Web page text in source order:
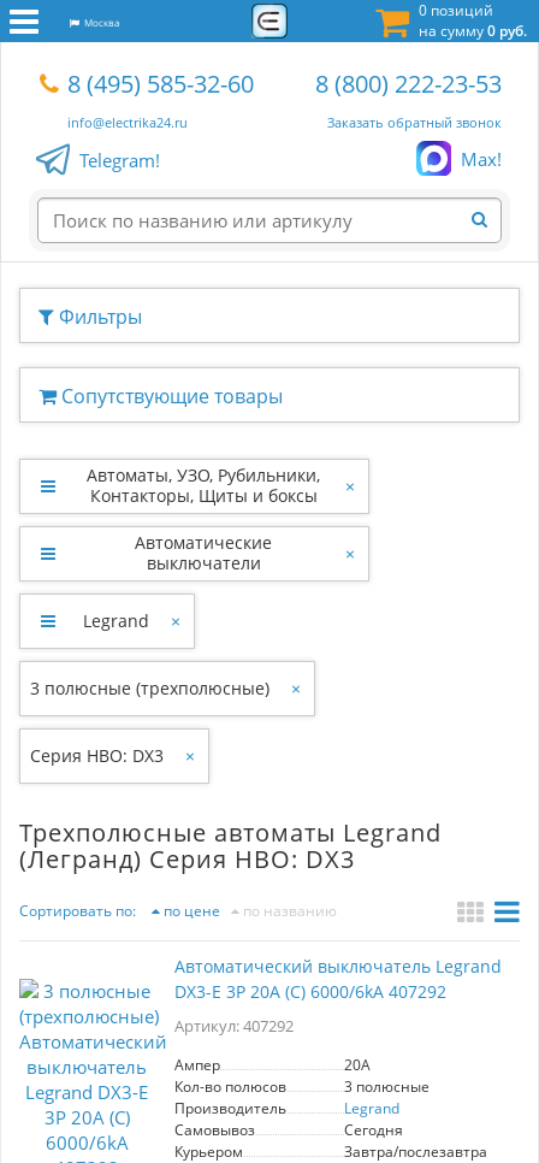
0 позиций
на сумму0 руб.
Москва
8 (495) 585-32-60
info@electrika24.ru
8 (800) 222-23-53
Заказать обратный звонок
Telegram! Max!
Фильтры
Сопутствующие товары
Автоматы, УЗО, Рубильники,
Контакторы, Щиты и боксы
×
Автоматические
выключатели
×
Legrand ×
3 полюсные (трехполюсные) ×
Серия НВО: DX3 ×
Трехполюсные автоматы Legrand
(Легранд) Серия НВО: DX3
Сортировать по: по цене по названию
Автоматический выключатель Legrand
DX3-E 3P 20А (С) 6000/6kA 407292
Артикул: 407292
Ампер
20A
Кол-во полюсов
3 полюсные
Производитель
Legrand
Самовывоз
Сегодня
Курьером
Завтра/послезавтра